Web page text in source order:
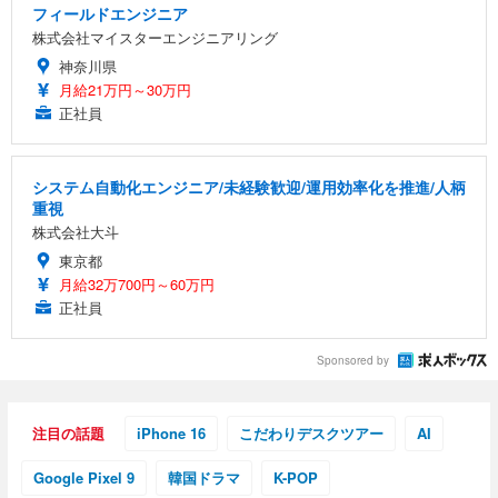
フィールドエンジニア
株式会社マイスターエンジニアリング
神奈川県
月給21万円～30万円
正社員
システム自動化エンジニア/未経験歓迎/運用効率化を推進/人柄
重視
株式会社大斗
東京都
月給32万700円～60万円
正社員
Sponsored by
注目の話題 iPhone 16 こだわりデスクツアー AI
Google Pixel 9 韓国ドラマ K-POP